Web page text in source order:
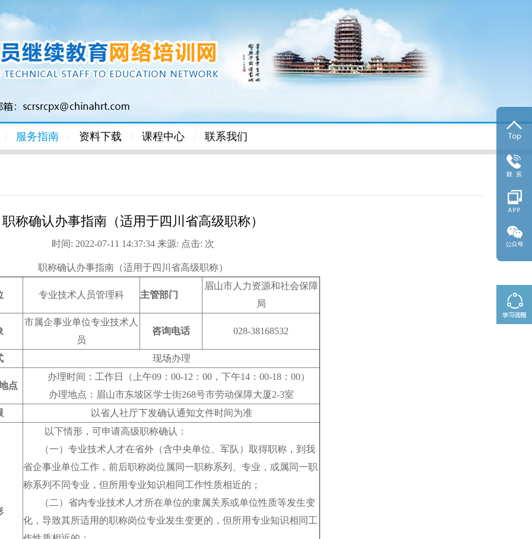
/ 服务指南 / 资料下载 / 课程中心 /
联系我们
扫
职称确认办事指南（适用于四川省高级职称）
时间: 2022-07-11 14:37:34 来源: 点击: 次
职称确认办事指南（适用于四川省高级职称）
专业技术人员管理科 主管部门
眉山市人力资源和社会保障
局
市属企事业单位专业技术人
员
咨询电话 028-38168532
现场办理
点
办理时间：工作日（上午09：00-12：00，下午14：00-18：00）
办理地点：眉山市东坡区学士街268号市劳动保障大厦2-3室
以省人社厅下发确认通知文件时间为准
以下情形，可申请高级职称确认：
（一）专业技术人才在省外（含中央单位、军队）取得职称，到我
省企事业单位工作，前后职称岗位属同一职称系列、专业，或属同一职
称系列不同专业，但所用专业知识相同工作性质相近的；
（二）省内专业技术人才所在单位的隶属关系或单位性质等发生变
化，导致其所适用的职称岗位专业发生变更的，但所用专业知识相同工